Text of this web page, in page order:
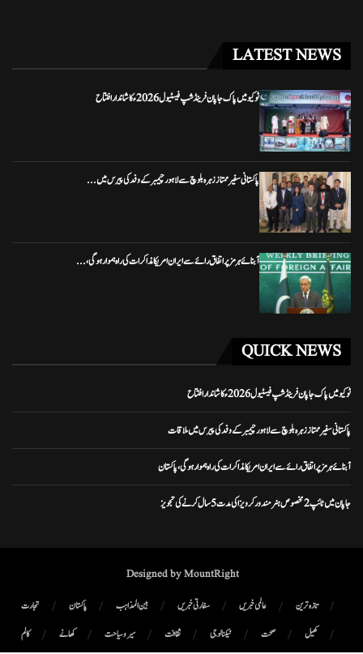
LATEST NEWS
ٹوکیو میں پاک جاپان فرینڈشپ فیسٹیول 2026ء کا شاندار افتتاح
پاکستانی سفیر ممتاز زہرہ بلوچ سے لاہور چیمبر کے وفد کی پیرس میں...
آبنائے ہرمز پر اتفاق رائے سے ایران امریکا مذاکرات کی راہ ہموار ہوگی،...
QUICK NEWS
ٹوکیو میں پاک جاپان فرینڈشپ فیسٹیول 2026ء کا شاندار افتتاح
پاکستانی سفیر ممتاز زہرہ بلوچ سے لاہور چیمبر کے وفد کی پیرس میں ملاقات
آبنائے ہرمز پر اتفاق رائے سے ایران امریکا مذاکرات کی راہ ہموار ہوگی، پاکستان
جاپان میں ٹائپ 2 مخصوص ہنر مند ورکر ویزا کی مدت 5 سال کرنے کی تجویز
Designed by MountRight
تازہ ترین عالمی خبریں سفارتی خبریں بین المذاہب پاکستان
تجارت
کھیل
صحت ٹیکنالوجی ثقافت سیر و سیاحت کھانے کالم